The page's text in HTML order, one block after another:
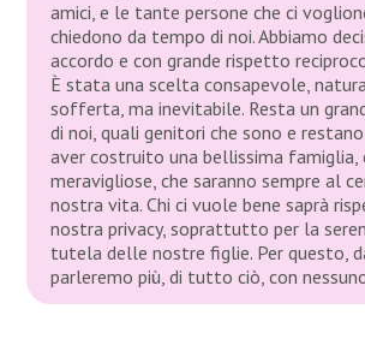
amici, e le tante persone che ci
chiedono da tempo di noi. Abbiamo
accordo e con grande rispetto
È stata una scelta consapevole,
sofferta, ma inevitabile. Resta un
di noi, quali genitori che sono e
aver costruito una bellissima famiglia,
meravigliose, che saranno sempre al
nostra vita. Chi ci vuole bene saprà
nostra privacy, soprattutto per la
tutela delle nostre figlie. Per questo,
parleremo più, di tutto ciò, con